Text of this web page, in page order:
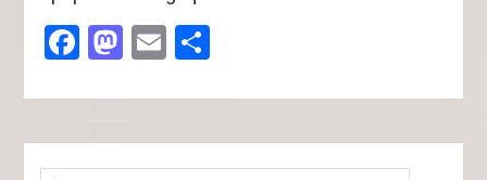
Facebook
Mastodon
EmailПоділитися
Пошук: